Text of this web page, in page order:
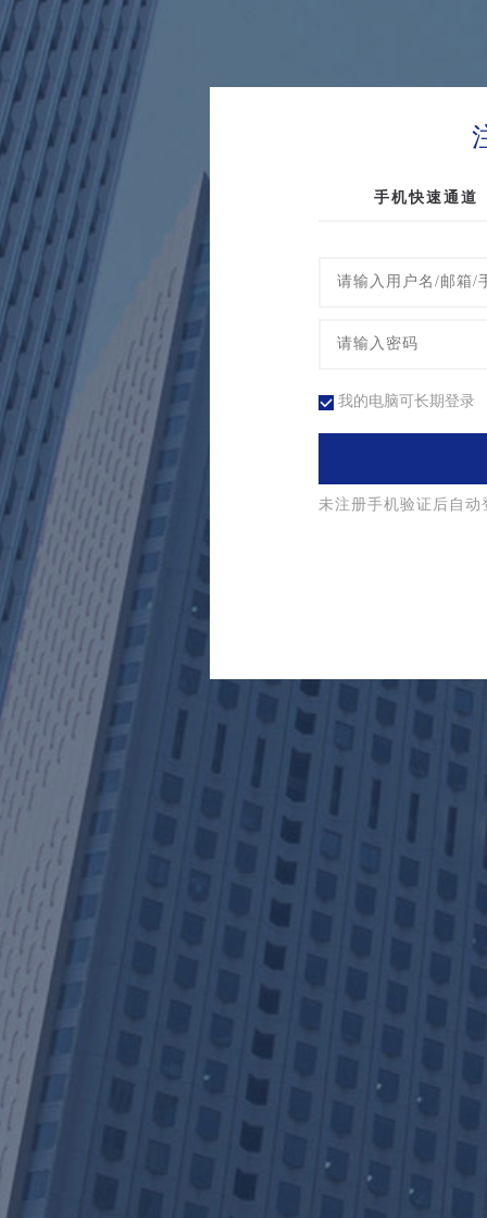
手机快速通道
我的电脑可长期登录
未注册手机验证后自